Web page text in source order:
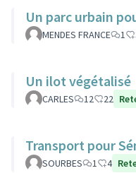
Un parc urbain
MENDES FRANCE 1
Un ilot végétalisé
CARLES 12 22
Transport pour
SOURBES 1 4